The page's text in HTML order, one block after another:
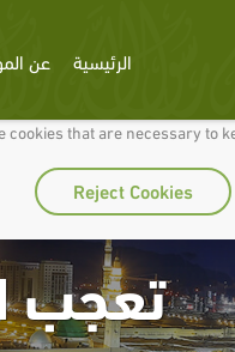
to make our site work
cookies that are necessary to
Reject Cookies
الرئيسية عن
تعجب